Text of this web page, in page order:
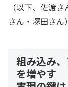
（以下、佐渡
さん・塚田さん）
組み込み
を増やす